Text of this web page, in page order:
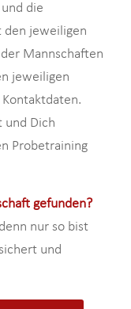
die
den jeweiligen
Mannschaften
jeweiligen
und Dich
Probetraining
gefunden?
nur so bist
und